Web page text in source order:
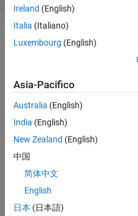
commenti
avg_val_1.txt
areaintegeral1,.png
nee
d
Ireland (English)
Italia (Italiano)
Luxembourg (English)
Asia-Pacifico
Australia (English)
India (English)
New Zealand (English)
中国
简体中文
English
日本 (日本語)